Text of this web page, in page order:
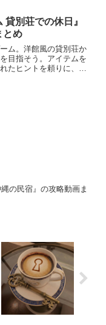
ミニゲームも盛り込ま
貸別荘での休日』
とめ
ム。洋館風の貸別荘か
目指そう。アイテムを
たヒントを頼りに、仕
縄の民宿』の攻略動画ま